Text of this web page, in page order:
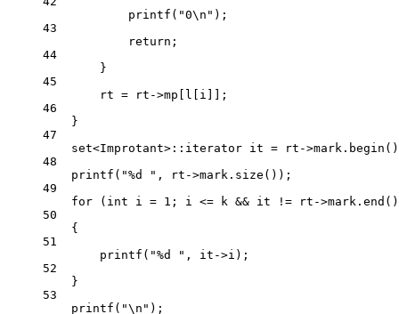
printf ( "0\n " );
43
return ;
44
}
45
rt = rt->mp[l[i]];
46
}
47
set<Improtant>::iterator it = rt->mark. begin
48
printf ( "%d " , rt->mark. size ());
49
for ( int i = 1 ; i <= k && it != rt->mark. end
50
{
51
printf ( "%d " , it->i);
52
}
53
printf ( "\n " );